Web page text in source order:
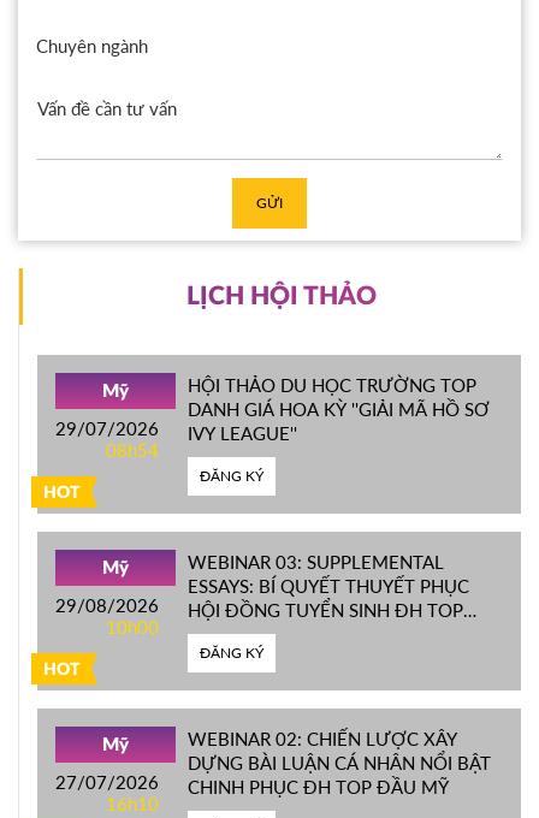
Chuyên ngành
GỬI
LỊCH HỘI THẢO
HOT
Mỹ
29/07/2026
08h54
HỘI THẢO DU HỌC TRƯỜNG TOP
DANH GIÁ HOA KỲ ''GIẢI MÃ HỒ SƠ
IVY LEAGUE''
ĐĂNG KÝ
HOT
Mỹ
29/08/2026
10h00
WEBINAR 03: SUPPLEMENTAL
ESSAYS: BÍ QUYẾT THUYẾT PHỤC
HỘI ĐỒNG TUYỂN SINH ĐH TOP
ĐẦU MỸ
ĐĂNG KÝ
Mỹ
27/07/2026
16h10
WEBINAR 02: CHIẾN LƯỢC XÂY
DỰNG BÀI LUẬN CÁ NHÂN NỔI BẬT
CHINH PHỤC ĐH TOP ĐẦU MỸ